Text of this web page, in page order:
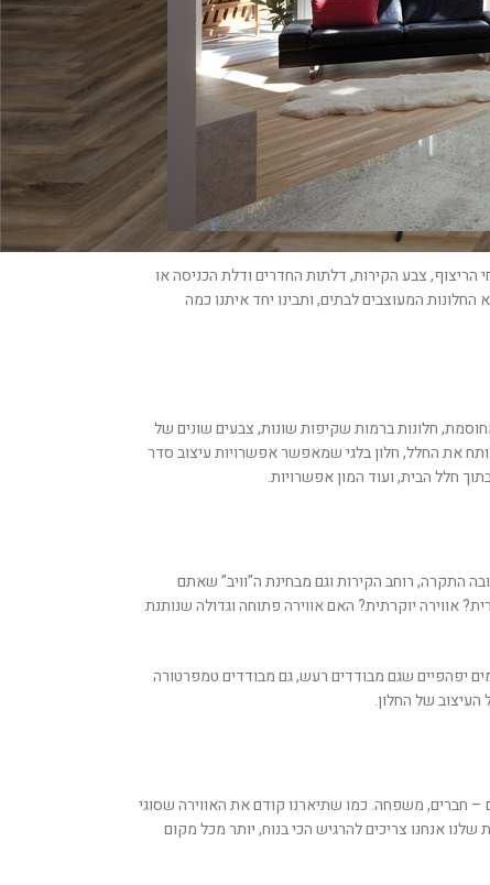
צבע הקירות, דלתות החדרים ודלת הכניסה או
החלונות המעוצבים לבתים, ותבינו יחד איתנו כמה
חלונות ברמות שקיפות שונות, צבעים שונים של
את החלל, חלון בלגי שמאפשר אפשרויות עיצוב סדר
חלל הבית, ועוד המון אפשרויות.
התקרה, רוחב הקירות וגם מבחינת ה”וויב” שאתם
אווירה יוקרתית? האם אווירה פתוחה וגדולה שנותנת
יפהפיים שגם מבודדים רעש, גם מבודדים טמפרטורה
של החלון.
– חברים, משפחה. כמו שתיארנו קודם את האווירה שסוגי
אנחנו צריכים להרגיש הכי בנוח, יותר מכל מקום